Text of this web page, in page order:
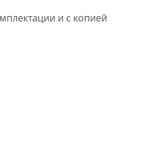
и с копией